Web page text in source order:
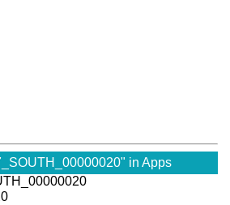
in Apps